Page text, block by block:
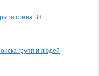
стена ВК
групп и людей